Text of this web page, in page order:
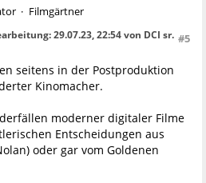
Filmgärtner
#5
: 29.07.23, 22:54 von DCI sr.
seitens in der Postproduktion
Kinomacher.
moderner digitaler Filme
Entscheidungen aus
oder gar vom Goldenen